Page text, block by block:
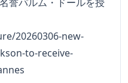
20260306-new-
to-receive-